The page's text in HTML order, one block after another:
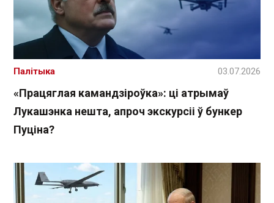
«Працяглая камандзіроўка»: ці атрымаў
Лукашэнка нешта, апроч экскурсіі ў бункер
Пуціна?
Палітыка 03.07.2026